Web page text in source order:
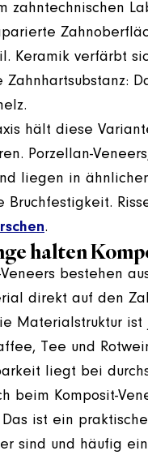
zahntechnischen
Keramik verfärbt
Zahnhartsubstanz:
hält diese
Porzellan-
liegen in
Bruchfestigkeit.
.
halten
Veneers bestehen
direkt auf den
Materialstruktur
Tee und
liegt bei
beim Komposit-
Das ist ein
sind und häufig